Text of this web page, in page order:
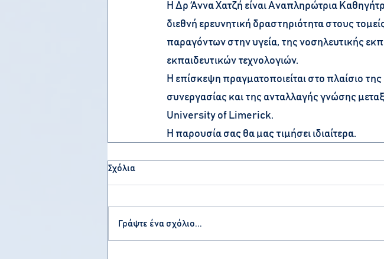
Η Δρ Άννα Χατζή είναι Αναπληρώτρια
διεθνή ερευνητική δραστηριότητα στους
παραγόντων στην υγεία, της νοσηλευτικής
εκπαιδευτικών τεχνολογιών.
Η επίσκεψη πραγματοποιείται στο πλαίσιο
συνεργασίας και της ανταλλαγής γνώσης
University of Limerick.
Η παρουσία σας θα μας τιμήσει ιδιαίτερα.
Σχόλια
Γράψτε ένα σχόλιο...